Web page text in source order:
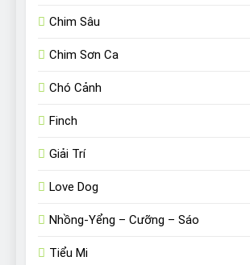
Chim Sâu
Chim Sơn Ca
Chó Cảnh
Finch
Giải Trí
Love Dog
Nhồng-Yểng – Cưỡng – Sáo
Tiểu Mi